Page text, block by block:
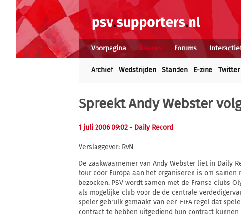
Voorpagina Nieuws Forums
Archief Wedstrijden Standen E-zine Twitter
Spreekt Andy Webster
1 juli 2006 09:02 - Daily Record
Verslaggever: RvN
De zaakwaarnemer van Andy Webster liet in Daily
tour door Europa aan het organiseren is om
bezoeken. PSV wordt samen met de Franse clubs
als mogelijke club voor de de centrale
speler gebruik gemaakt van een FIFA regel dat
contract te hebben uitgediend hun contract kunnen